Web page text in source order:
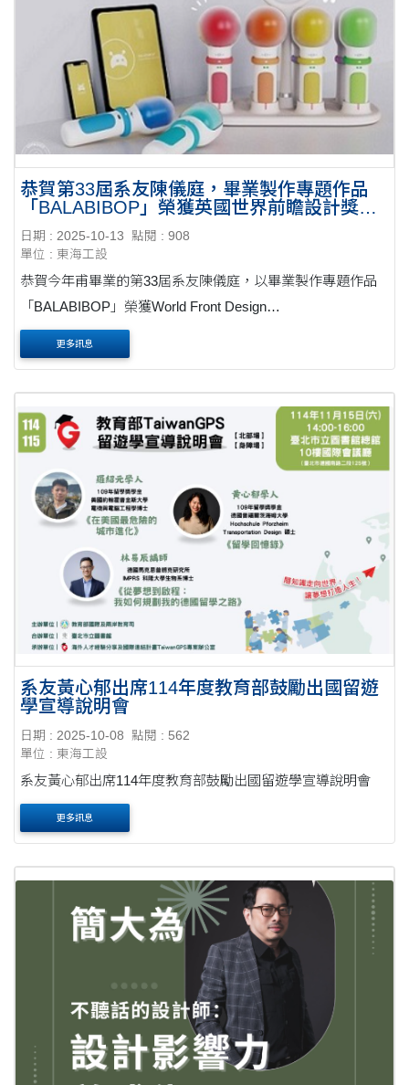
恭賀第33屆系友陳儀庭，畢業製作專題作品
「BALABIBOP」榮獲英國世界前瞻設計獎鑽
石獎！
日期 : 2025-10-13
點閱 : 908
單位 : 東海工設
恭賀今年甫畢業的第33屆系友陳儀庭，以畢業製作專題作品
「BALABIBOP」榮獲World Front Design
Award（WFDA),Diamond Prize 英國世界前瞻設計獎鑽石
獎！ 相關報導: 東海官網
cid=23&id=4471....
更多訊息
系友黃心郁出席114年度教育部鼓勵出國留遊
學宣導說明會
日期 : 2025-10-08
點閱 : 562
單位 : 東海工設
系友黃心郁出席114年度教育部鼓勵出國留遊學宣導說明會
更多訊息